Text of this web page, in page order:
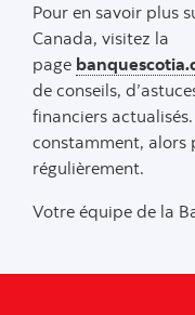
Pour en savoir plus
Canada, visitez la
page
de conseils,
financiers actualisés.
constamment, alors
régulièrement.
Votre équipe de la